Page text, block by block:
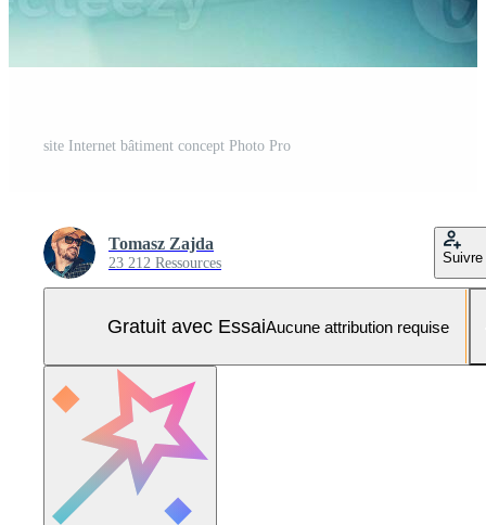
site Internet bâtiment concept Photo Pro
Tomasz Zajda
23 212 Ressources Suivre
Gratuit avec EssaiAucune attribution requise